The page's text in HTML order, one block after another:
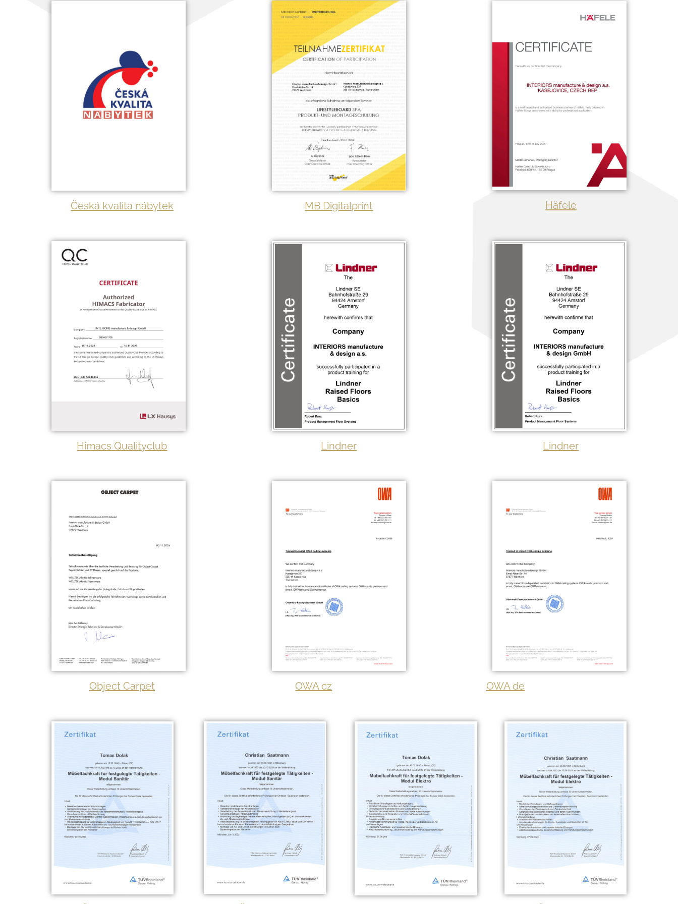
Česká kvalita nábytek MB Digitalprint Häfele
Himacs Qualityclub Lindner Lindner
Object Carpet OWA cz OWA de